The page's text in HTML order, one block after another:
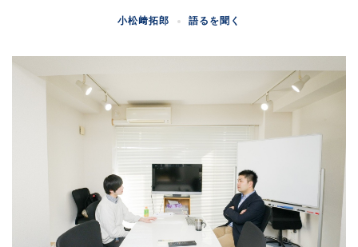
小松﨑拓郎 語るを聞く
旬と遊ぶ
ホーム
灯台もと暮らしって？
つくっている人
「もとくらの深夜枠」って？